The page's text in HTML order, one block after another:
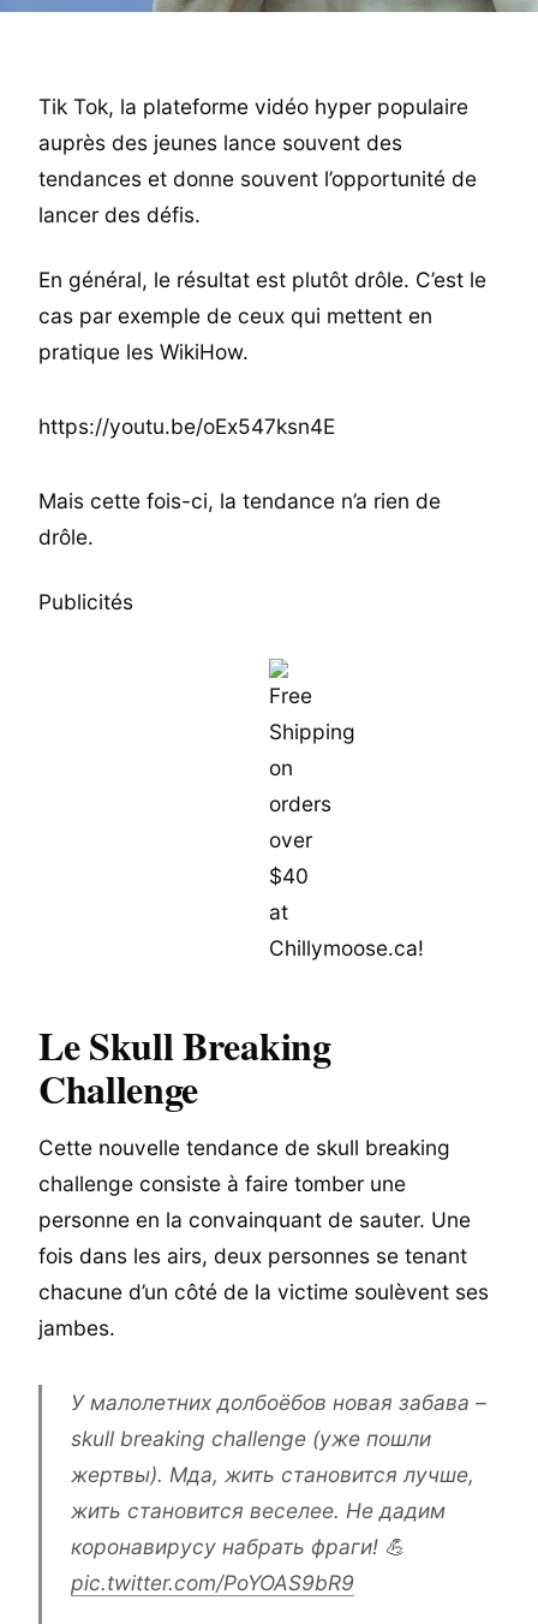
Tik Tok, la plateforme vidéo hyper populaire
auprès des jeunes lance souvent des
tendances et donne souvent l’opportunité de
lancer des défis.
En général, le résultat est plutôt drôle. C’est le
cas par exemple de ceux qui mettent en
pratique les WikiHow.
https://youtu.be/oEx547ksn4E
Mais cette fois-ci, la tendance n’a rien de
drôle.
Publicités
Le Skull Breaking
Challenge
Cette nouvelle tendance de skull breaking
challenge consiste à faire tomber une
personne en la convainquant de sauter. Une
fois dans les airs, deux personnes se tenant
chacune d’un côté de la victime soulèvent ses
jambes.
У малолетних долбоёбов новая забава –
skull breaking challenge (уже пошли
жертвы). Мда, жить становится лучше,
жить становится веселее. Не дадим
коронавирусу набрать фраги! 💪
pic.twitter.com/PoYOAS9bR9